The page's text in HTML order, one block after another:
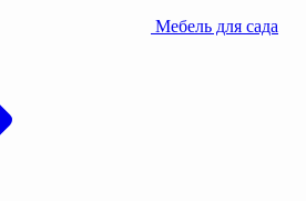
Мебель для сада